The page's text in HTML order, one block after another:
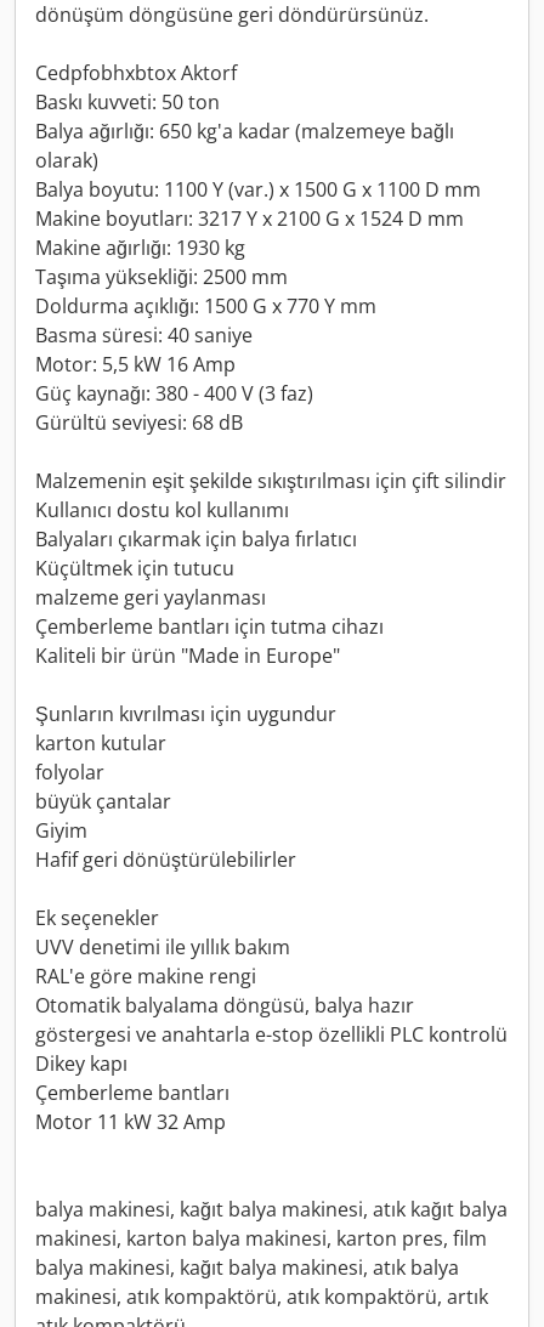
dönüşüm döngüsüne geri döndürürsünüz.
Cedpfobhxbtox Aktorf
Baskı kuvveti: 50 ton
Balya ağırlığı: 650 kg'a kadar (malzemeye bağlı
olarak)
Balya boyutu: 1100 Y (var.) x 1500 G x 1100 D mm
Makine boyutları: 3217 Y x 2100 G x 1524 D mm
Makine ağırlığı: 1930 kg
Taşıma yüksekliği: 2500 mm
Doldurma açıklığı: 1500 G x 770 Y mm
Basma süresi: 40 saniye
Motor: 5,5 kW 16 Amp
Güç kaynağı: 380 - 400 V (3 faz)
Gürültü seviyesi: 68 dB
Malzemenin eşit şekilde sıkıştırılması için çift silindir
Kullanıcı dostu kol kullanımı
Balyaları çıkarmak için balya fırlatıcı
Küçültmek için tutucu
malzeme geri yaylanması
Çemberleme bantları için tutma cihazı
Kaliteli bir ürün "Made in Europe"
Şunların kıvrılması için uygundur
karton kutular
folyolar
büyük çantalar
Giyim
Hafif geri dönüştürülebilirler
Ek seçenekler
UVV denetimi ile yıllık bakım
RAL'e göre makine rengi
Otomatik balyalama döngüsü, balya hazır
göstergesi ve anahtarla e-stop özellikli PLC kontrolü
Dikey kapı
Çemberleme bantları
Motor 11 kW 32 Amp
balya makinesi, kağıt balya makinesi, atık kağıt balya
makinesi, karton balya makinesi, karton pres, film
balya makinesi, kağıt balya makinesi, atık balya
makinesi, atık kompaktörü, atık kompaktörü, artık